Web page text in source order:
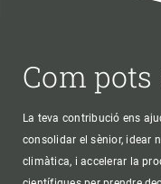
Com
La teva contribució ens
consolidar el sènior, idear
climàtica, i accelerar la